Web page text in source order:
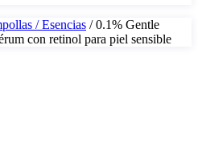
/ Esencias / 0.1% Gentle
con retinol para piel sensible